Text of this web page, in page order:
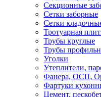
Секционные
Сетки заборные
Сетки
Тротуарная
Трубы круглые
Трубы
Уголки
Утеплители,
Фанера, ОСП,
Фартуки
Цемент,